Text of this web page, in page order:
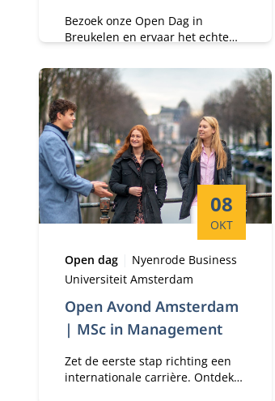
Bezoek onze Open Dag in
Breukelen en ervaar het echte
om de BScBA aan Nyenrode te
volgen en ga in gesprek met
huidige studenten over hun
persoonlijke ervaringen.
Open Avond Amsterdam
| MSc in Management
Startdatum:
08
OKT
Type:
Open dag Locatie:
Nyenrode Business
Universiteit Amsterdam
Zet de eerste stap richting een
internationale carrière. Ontdek